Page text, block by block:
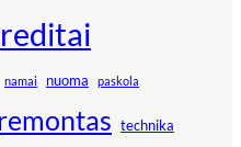
namai nuoma paskola
technika